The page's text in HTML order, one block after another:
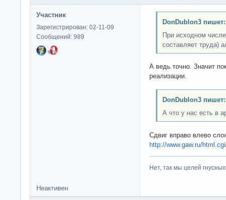
Участник
Зарегистрирован: 02-11-09
Сообщений: 989
DonDublon3 пишет:
При исходном
составляет труда)
А ведь точно. Значит
реализации.
DonDublon3 пишет:
А что у нас есть в
Сдвиг вправо влево
http://www.gaw.ru/
Нет, так мы целей
Неактивен